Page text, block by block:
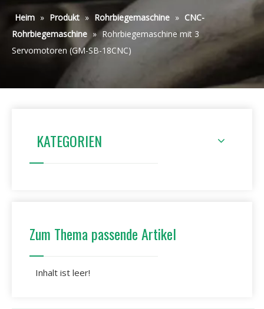
Heim » Produkt » Rohrbiegemaschine » CNC-
Rohrbiegemaschine » Rohrbiegemaschine mit 3
Servomotoren (GM-SB-18CNC)
KATEGORIEN
Zum Thema passende Artikel
Inhalt ist leer!